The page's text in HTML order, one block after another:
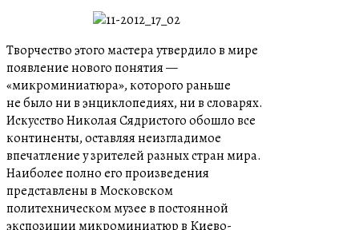
Творчество этого мастера утвердило в мире
появление нового понятия —
«микроминиатюра», которого раньше
не было ни в энциклопедиях, ни в словарях.
Искусство Николая Сядристого обошло все
континенты, оставляя неизгладимое
впечатление у зрителей разных стран мира.
Наиболее полно его произведения
представлены в Московском
политехническом музее в постоянной
экспозиции микроминиатюр в Киево-